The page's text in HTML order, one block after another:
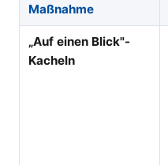
Maßnahme
„Auf einen Blick"-
Kacheln